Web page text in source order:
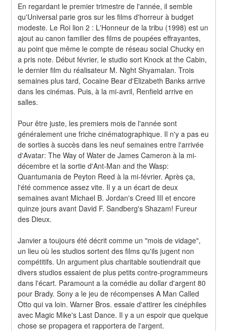
En regardant le premier trimestre de l'année, il semble
qu'Universal parie gros sur les films d'horreur à budget
modeste. Le Roi lion 2 : L'Honneur de la tribu (1998) est un
ajout au canon familier des films de poupées effrayantes,
au point que même le compte de réseau social Chucky en
a pris note. Début février, le studio sort Knock at the Cabin,
le dernier film du réalisateur M. Night Shyamalan. Trois
semaines plus tard, Cocaine Bear d'Elizabeth Banks arrive
dans les cinémas. Puis, à la mi-avril, Renfield arrive en
salles.
Pour être juste, les premiers mois de l'année sont
généralement une friche cinématographique. Il n'y a pas eu
de sorties à succès dans les neuf semaines entre l'arrivée
d'Avatar: The Way of Water de James Cameron à la mi-
décembre et la sortie d'Ant-Man and the Wasp:
Quantumania de Peyton Reed à la mi-février. Après ça,
l'été commence assez vite. Il y a un écart de deux
semaines avant Michael B. Jordan's Creed III et encore
quinze jours avant David F. Sandberg's Shazam! Fureur
des Dieux.
Janvier a toujours été décrit comme un "mois de vidage",
un lieu où les studios sortent des films qu'ils jugent non
compétitifs. Un argument plus charitable soutiendrait que
divers studios essaient de plus petits contre-programmeurs
dans l'écart. Paramount a la comédie au dollar d'argent 80
pour Brady. Sony a le jeu de récompenses A Man Called
Otto qui va loin. Warner Bros. essaie d'attirer les cinéphiles
avec Magic Mike's Last Dance. Il y a un espoir que quelque
chose se propagera et rapportera de l'argent.